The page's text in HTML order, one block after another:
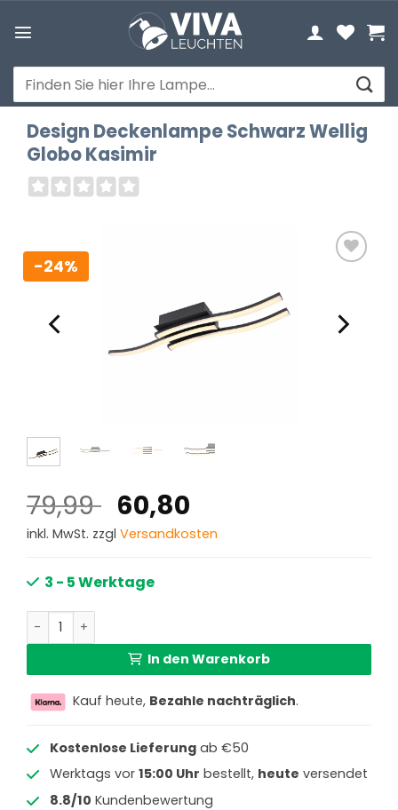
Inhalt
Suchen
nach:
Design Deckenlampe Schwarz Wellig
Globo Kasimir
-24%
79,99 Ursprünglicher
Preis
79,99 €
60,80
Preis
inkl. MwSt. zzgl Versandkosten
3 - 5 Werktage
Design Deckenlampe Schwarz Wellig Globo Kasimir
In den Warenkorb
Kauf heute, Bezahle nachträglich.
Kostenlose Lieferungab €50
Werktags vor 15:00 Uhr bestellt, heute versendet
8.8/10 Kundenbewertung